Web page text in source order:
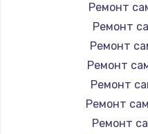
Ремонт
Ремонт
Ремонт
Ремонт
Ремонт
Ремонт
Ремонт